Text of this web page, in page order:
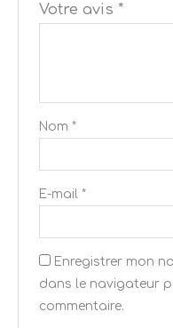
Votre avis *
Nom *
E-mail *
Enregistrer mon
dans le navigateur
commentaire.